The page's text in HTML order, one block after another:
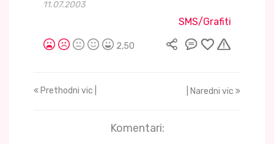
11.07.2003
SMS/Grafiti
2,50
Prethodni vic | | Naredni vic
Komentari: